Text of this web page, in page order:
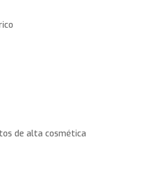
de alta cosmética